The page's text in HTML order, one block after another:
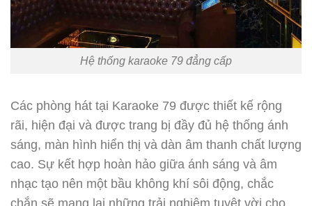
Hệ thống karaoke 79 đẳng cấp
Các phòng hát tại Karaoke 79 được thiết kế rộng
rãi, hiện đại và được trang bị đầy đủ hệ thống ánh
sáng, màn hình hiển thị và dàn âm thanh chất lượng
cao. Sự kết hợp hoàn hảo giữa ánh sáng và âm
nhạc tạo nên một bầu không khí sôi động, chắc
chắn sẽ mang lại những trải nghiệm tuyệt vời cho